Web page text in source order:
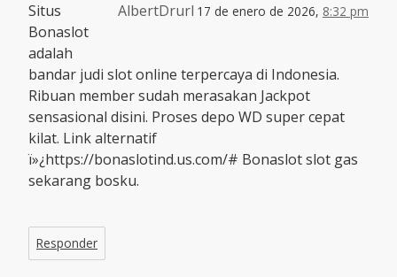
AlbertDrurl 17 de enero de 2026, 8:32 pm
Situs
Bonaslot
adalah
bandar judi slot online terpercaya di Indonesia.
Ribuan member sudah merasakan Jackpot
sensasional disini. Proses depo WD super cepat
kilat. Link alternatif
ï»¿https://bonaslotind.us.com/# Bonaslot slot gas
sekarang bosku.
Responder